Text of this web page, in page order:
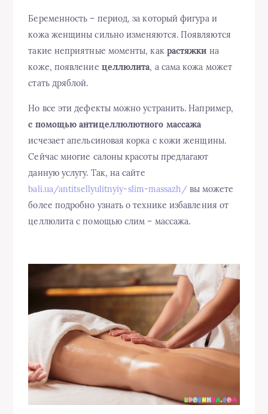
Беременность – период, за который фигура и
кожа женщины сильно изменяются. Появляются
такие неприятные моменты, как растяжки на
коже, появление целлюлита, а сама кожа может
стать дряблой.
Но все эти дефекты можно устранить. Например,
с помощью антицеллюлютного массажа
исчезает апельсиновая корка с кожи женщины.
Сейчас многие салоны красоты предлагают
данную услугу. Так, на сайте
bali.ua/antitsellyulitnyiy-slim-massazh/ вы можете
более подробно узнать о технике избавления от
целлюлита с помощью слим – массажа.